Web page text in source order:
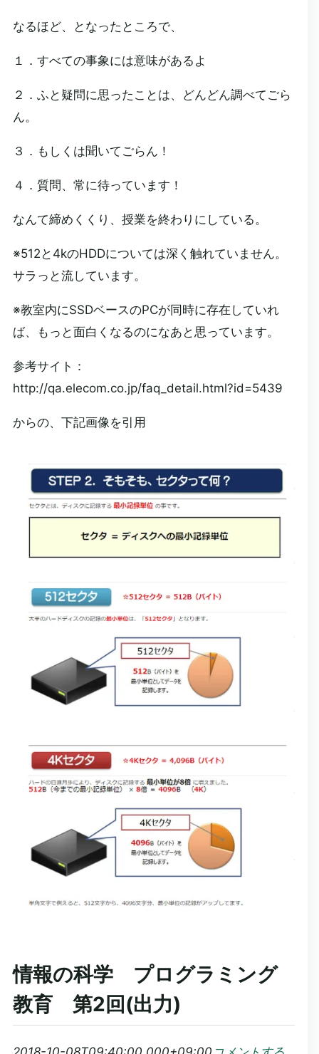
なるほど、となったところで、
１．すべての事象には意味があるよ
２．ふと疑問に思ったことは、どんどん調べてごら
ん。
３．もしくは聞いてごらん！
４．質問、常に待っています！
なんて締めくくり、授業を終わりにしている。
※512と4kのHDDについては深く触れていません。
サラっと流しています。
※教室内にSSDベースのPCが同時に存在していれ
ば、もっと面白くなるのになあと思っています。
参考サイト：
http://qa.elecom.co.jp/faq_detail.html?id=5439
からの、下記画像を引用
情報の科学 プログラミング
教育 第2回(出力)